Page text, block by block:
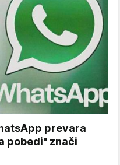
prevara
pobedi" znači